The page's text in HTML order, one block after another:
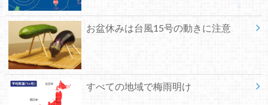
お盆休みは台風15号の動きに注意
すべての地域で梅雨明け